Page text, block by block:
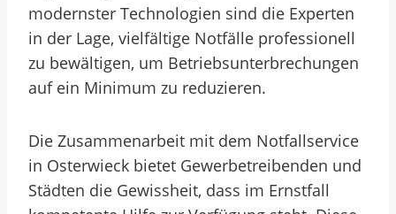
modernster Technologien sind die Experten
in der Lage, vielfältige Notfälle professionell
zu bewältigen, um Betriebsunterbrechungen
auf ein Minimum zu reduzieren.
Die Zusammenarbeit mit dem Notfallservice
in Osterwieck bietet Gewerbetreibenden und
Städten die Gewissheit, dass im Ernstfall